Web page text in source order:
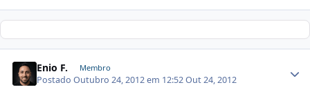
Enio F. Membro
PostadoOutubro 24, 2012 em 12:52Out 24, 2012